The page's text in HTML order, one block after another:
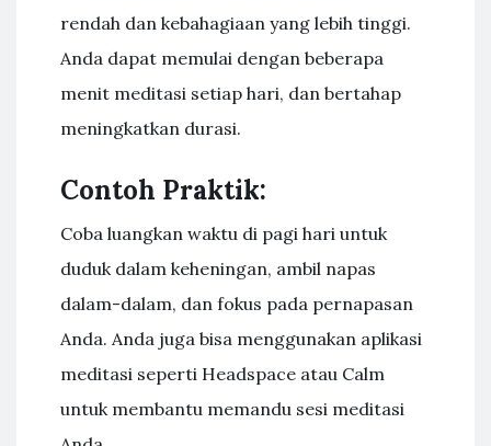
rendah dan kebahagiaan yang lebih tinggi.
Anda dapat memulai dengan beberapa
menit meditasi setiap hari, dan bertahap
meningkatkan durasi.
Contoh Praktik:
Coba luangkan waktu di pagi hari untuk
duduk dalam keheningan, ambil napas
dalam-dalam, dan fokus pada pernapasan
Anda. Anda juga bisa menggunakan aplikasi
meditasi seperti Headspace atau Calm
untuk membantu memandu sesi meditasi